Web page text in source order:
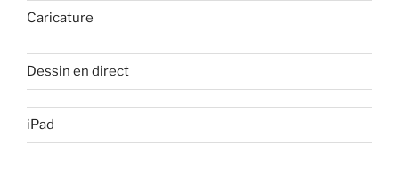
Caricature
Dessin en direct
iPad